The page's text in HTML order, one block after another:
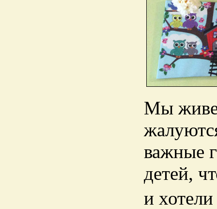
Мы
важные
детей,
и